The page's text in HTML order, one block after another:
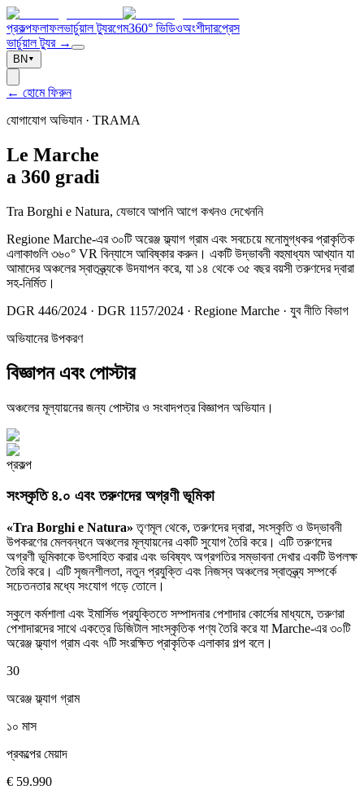
প্রকল্পফলাফলভার্চুয়াল ট্যুরগেম360° ভিডিওঅংশীদারপ্রেস
ভার্চুয়াল ট্যুর →
BN ▾
← হোমে ফিরুন
যোগাযোগ অভিযান · TRAMA
Le Marche
a 360 gradi
Tra Borghi e Natura, যেভাবে আপনি আগে কখনও দেখেননি
Regione Marche-এর ৩০টি অরেঞ্জ ফ্ল্যাগ গ্রাম এবং সবচেয়ে মনোমুগ্ধকর প্রাকৃতিক
এলাকাগুলি ৩৬০° VR বিন্যাসে আবিষ্কার করুন। একটি উদ্ভাবনী বহুমাধ্যম আখ্যান যা
আমাদের অঞ্চলের স্বাতন্ত্র্যকে উদযাপন করে, যা ১৪ থেকে ৩৫ বছর বয়সী তরুণদের দ্বারা
সহ-নির্মিত।
DGR 446/2024 · DGR 1157/2024 · Regione Marche · যুব নীতি বিভাগ
অভিযানের উপকরণ
বিজ্ঞাপন এবং পোস্টার
অঞ্চলের মূল্যায়নের জন্য পোস্টার ও সংবাদপত্র বিজ্ঞাপন অভিযান।
প্রকল্প
সংস্কৃতি ৪.০ এবং তরুণদের অগ্রণী ভূমিকা
«Tra Borghi e Natura» তৃণমূল থেকে, তরুণদের দ্বারা, সংস্কৃতি ও উদ্ভাবনী
উপকরণের মেলবন্ধনে অঞ্চলের মূল্যায়নের একটি সুযোগ তৈরি করে। এটি তরুণদের
অগ্রণী ভূমিকাকে উৎসাহিত করার এবং ভবিষ্যৎ অগ্রগতির সম্ভাবনা দেখার একটি উপলক্ষ
তৈরি করে। এটি সৃজনশীলতা, নতুন প্রযুক্তি এবং নিজস্ব অঞ্চলের স্বাতন্ত্র্য সম্পর্কে
সচেতনতার মধ্যে সংযোগ গড়ে তোলে।
স্কুলে কর্মশালা এবং ইমার্সিভ প্রযুক্তিতে সম্পাদনার পেশাদার কোর্সের মাধ্যমে, তরুণরা
পেশাদারদের সাথে একত্রে ডিজিটাল সাংস্কৃতিক পণ্য তৈরি করে যা Marche-এর ৩০টি
অরেঞ্জ ফ্ল্যাগ গ্রাম এবং ৭টি সংরক্ষিত প্রাকৃতিক এলাকার গল্প বলে।
30
অরেঞ্জ ফ্ল্যাগ গ্রাম
১০ মাস
প্রকল্পের মেয়াদ
€ 59.990